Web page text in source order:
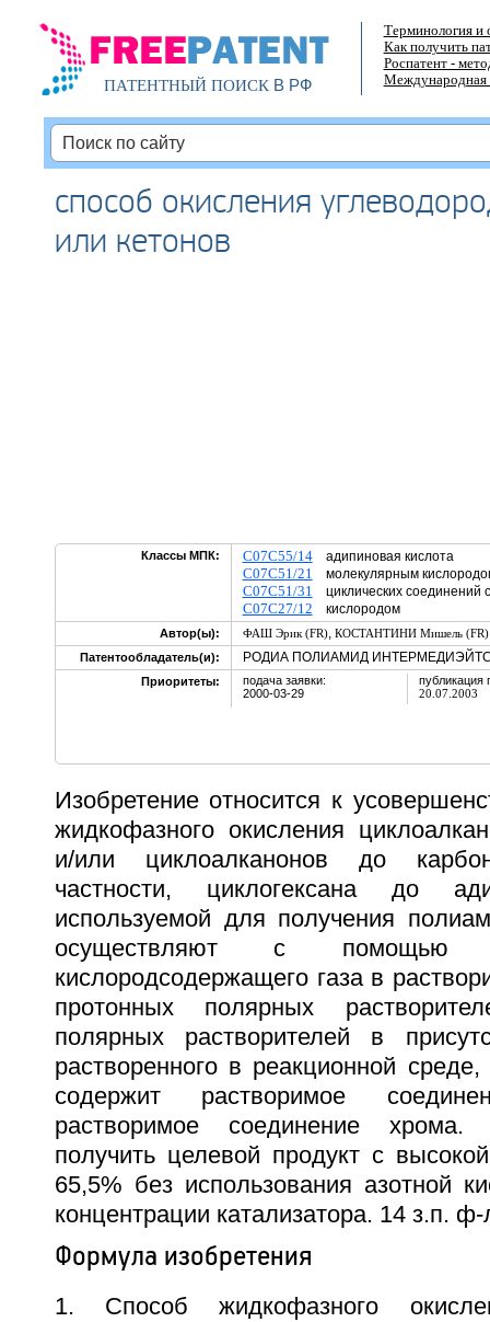
ПАТЕНТНЫЙ ПОИСКВ РФ
Терминология и
Как получить
Роспатент -
Международная
способ окисления
или кетонов
Классы МПК: C07C55/14адипиновая кислота
C07C51/21 молекулярным
C07C51/31 циклических соединений
C07C27/12 кислородом
Автор(ы): ФАШ Эрик (FR), КОСТАНТИНИ Мишель (FR)
Патентообладатель(и):
РОДИА ПОЛИАМИД ИНТЕРМЕДИЭЙТС
Приоритеты:
подача заявки:
2000-03-29
публикация
20.07.2003
Изобретение относится к
жидкофазного окисления
и/или циклоалканонов до
частности, циклогексана до
используемой для получения
осуществляют с помощью
кислородсодержащего газа в
протонных полярных
полярных растворителей в
растворенного в реакционной
содержит растворимое
растворимое соединение хрома.
получить целевой продукт с
65,5% без использования азотной
концентрации катализатора. 14 з.п.
Формула изобретения
1. Способ жидкофазного